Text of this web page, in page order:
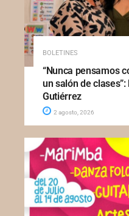
BOLETINES
“Nunca pensamos
un salón de
Gutiérrez
2 agosto, 2026